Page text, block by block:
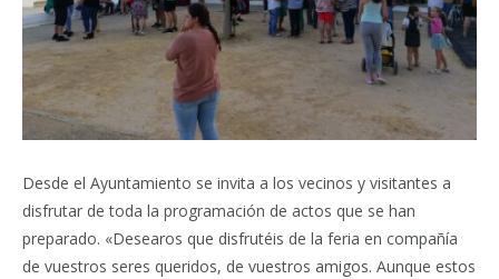
Desde el Ayuntamiento se invita a los vecinos y visitantes a
disfrutar de toda la programación de actos que se han
preparado. «Desearos que disfrutéis de la feria en compañía
de vuestros seres queridos, de vuestros amigos. Aunque estos